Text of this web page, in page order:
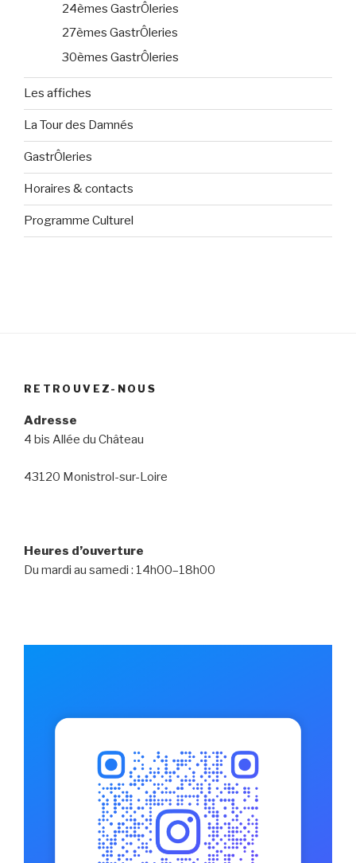
24èmes GastrÔleries
27èmes GastrÔleries
30èmes GastrÔleries
Les affiches
La Tour des Damnés
GastrÔleries
Horaires & contacts
Programme Culturel
RETROUVEZ-NOUS
Adresse
4 bis Allée du Château
43120 Monistrol-sur-Loire
Heures d’ouverture
Du mardi au samedi : 14h00–18h00